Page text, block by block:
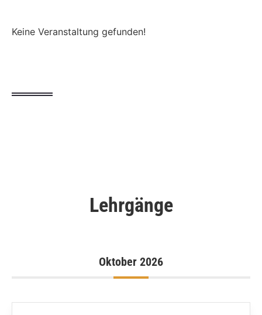
Keine Veranstaltung gefunden!
Lehrgänge
Oktober 2026